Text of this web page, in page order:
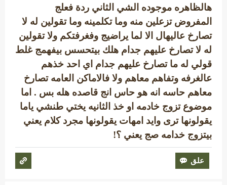
هالظاهره موجوده الشي الثاني ردة فعلج
المفروض تزعلين منه وما تكلمينه وما تقولين له لا
تصارخ عاليهال الا لما يراضيج وفغرفتكم ولا تقولين
له لا تصارخ عليهم جدام هلك بيتحسس بيفهمج غلط
قولي له ما تصارخ عليهم جدام اي احد خذهم
عالغرفه وتفاهم معاهم ولا فالاماكن العامه تصارخ
معاهم حاسه انه هو حاس انج قاصده هله بس . اما
موضوع تزوج خادمه او خذ الثانيه يختي طنشي ياما
يقولونها ترى وايد امهات يقولونها مجرد كلام يعني
بيتزوج خدامه صج يعني ؟!